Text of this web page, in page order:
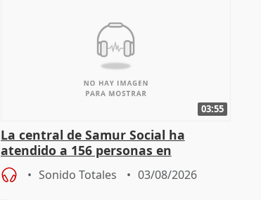
03:55
La central de Samur Social ha
atendido a 156 personas en
situación de calle durante Campaña
de CalorSonido Totales 03/08/2026